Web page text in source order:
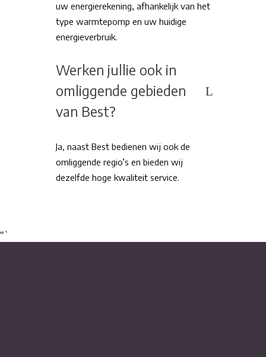
uw energierekening, afhankelijk van het
type warmtepomp en uw huidige
energieverbruik.
Werken jullie ook in
omliggende gebieden
van Best?
Ja, naast Best bedienen wij ook de
omliggende regio’s en bieden wij
dezelfde hoge kwaliteit service.
“`